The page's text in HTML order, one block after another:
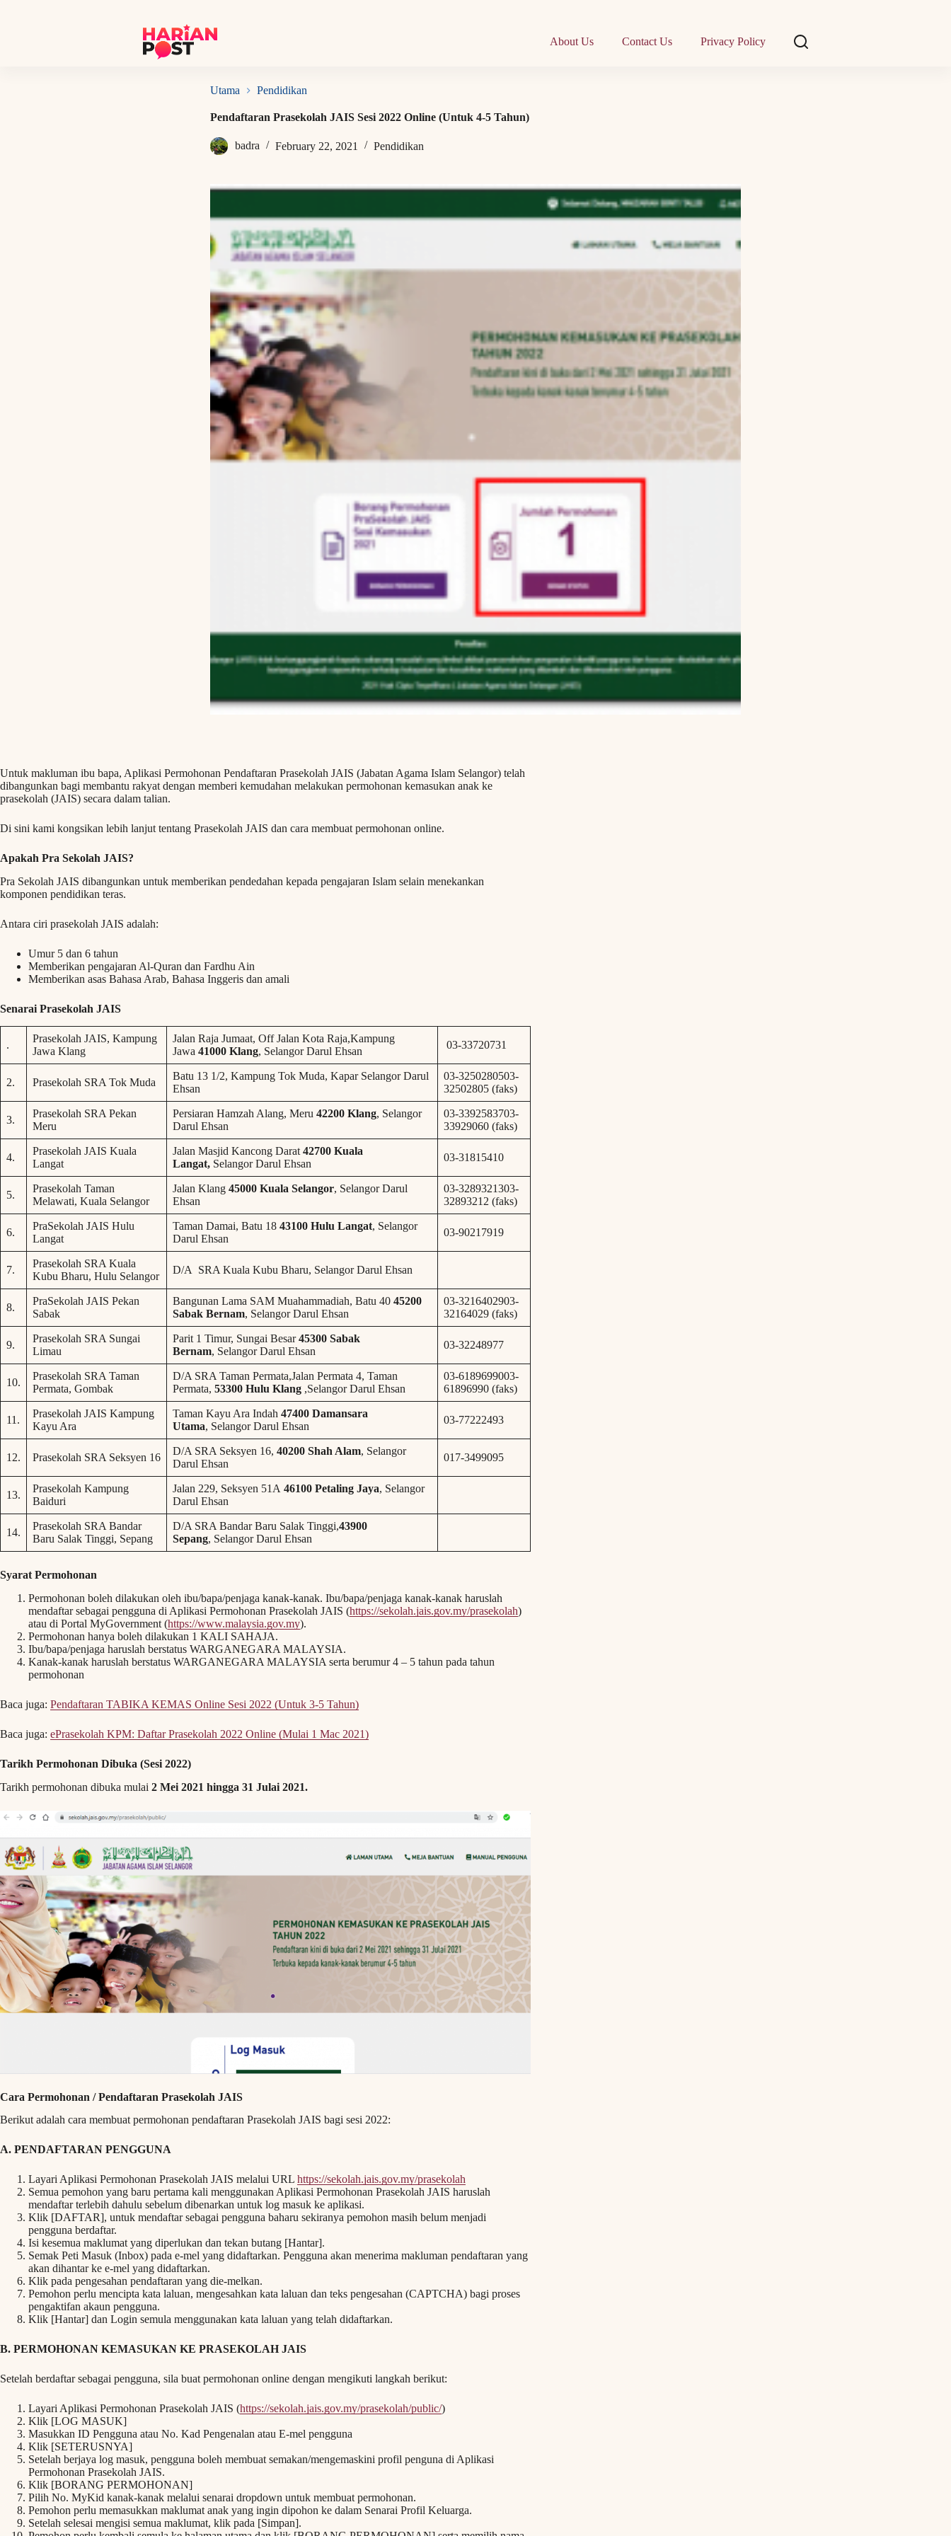
About Us Contact Us Privacy Policy
Utama Pendidikan
Pendaftaran Prasekolah JAIS Sesi 2022 Online (Untuk 4-5 Tahun)
badra February 22, 2021 Pendidikan
Untuk makluman ibu bapa, Aplikasi Permohonan Pendaftaran Prasekolah JAIS (Jabatan Agama Islam Selangor) telah
dibangunkan bagi membantu rakyat dengan memberi kemudahan melakukan permohonan kemasukan anak ke
prasekolah (JAIS) secara dalam talian.
Di sini kami kongsikan lebih lanjut tentang Prasekolah JAIS dan cara membuat permohonan online.
Apakah Pra Sekolah JAIS?
Pra Sekolah JAIS dibangunkan untuk memberikan pendedahan kepada pengajaran Islam selain menekankan
komponen pendidikan teras.
Antara ciri prasekolah JAIS adalah:
Umur 5 dan 6 tahun
Memberikan pengajaran Al-Quran dan Fardhu Ain
Memberikan asas Bahasa Arab, Bahasa Inggeris dan amali
Senarai Prasekolah JAIS
.
Prasekolah JAIS, Kampung
Jawa Klang
Jalan Raja Jumaat, Off Jalan Kota Raja,Kampung
Jawa 41000 Klang, Selangor Darul Ehsan
03-33720731
2. Prasekolah SRA Tok Muda
Batu 13 1/2, Kampung Tok Muda, Kapar Selangor Darul
Ehsan
03-3250280503-
32502805 (faks)
3.
Prasekolah SRA Pekan
Meru
Persiaran Hamzah Alang, Meru 42200 Klang, Selangor
Darul Ehsan
03-3392583703-
33929060 (faks)
4.
Prasekolah JAIS Kuala
Langat
Jalan Masjid Kancong Darat 42700 Kuala
Langat, Selangor Darul Ehsan
03-31815410
5.
Prasekolah Taman
Melawati, Kuala Selangor
Jalan Klang 45000 Kuala Selangor, Selangor Darul
Ehsan
03-3289321303-
32893212 (faks)
6.
PraSekolah JAIS Hulu
Langat
Taman Damai, Batu 18 43100 Hulu Langat, Selangor
Darul Ehsan
03-90217919
7.
Prasekolah SRA Kuala
Kubu Bharu, Hulu Selangor
D/A SRA Kuala Kubu Bharu, Selangor Darul Ehsan
8.
PraSekolah JAIS Pekan
Sabak
Bangunan Lama SAM Muahammadiah, Batu 40 45200
Sabak Bernam, Selangor Darul Ehsan
03-3216402903-
32164029 (faks)
9.
Prasekolah SRA Sungai
Limau
Parit 1 Timur, Sungai Besar45300 Sabak
Bernam, Selangor Darul Ehsan
03-32248977
10.
Prasekolah SRA Taman
Permata, Gombak
D/A SRA Taman Permata,Jalan Permata 4, Taman
Permata, 53300 Hulu Klang ,Selangor Darul Ehsan
03-6189699003-
61896990 (faks)
11.
Prasekolah JAIS Kampung
Kayu Ara
Taman Kayu Ara Indah 47400 Damansara
Utama, Selangor Darul Ehsan
03-77222493
12. Prasekolah SRA Seksyen 16
D/A SRA Seksyen 16, 40200 Shah Alam, Selangor
Darul Ehsan
017-3499095
13.
Prasekolah Kampung
Baiduri
Jalan 229, Seksyen 51A 46100 Petaling Jaya, Selangor
Darul Ehsan
14.
Prasekolah SRA Bandar
Baru Salak Tinggi, Sepang
D/A SRA Bandar Baru Salak Tinggi,43900
Sepang, Selangor Darul Ehsan
Syarat Permohonan
Permohonan boleh dilakukan oleh ibu/bapa/penjaga kanak-kanak. Ibu/bapa/penjaga kanak-kanak haruslah
mendaftar sebagai pengguna di Aplikasi Permohonan Prasekolah JAIS (https://sekolah.jais.gov.my/prasekolah)
atau di Portal MyGovernment (https://www.malaysia.gov.my).
Permohonan hanya boleh dilakukan 1 KALI SAHAJA.
Ibu/bapa/penjaga haruslah berstatus WARGANEGARA MALAYSIA.
Kanak-kanak haruslah berstatus WARGANEGARA MALAYSIA serta berumur 4 – 5 tahun pada tahun
permohonan
Baca juga: Pendaftaran TABIKA KEMAS Online Sesi 2022 (Untuk 3-5 Tahun)
Baca juga: ePrasekolah KPM: Daftar Prasekolah 2022 Online (Mulai 1 Mac 2021)
Tarikh Permohonan Dibuka (Sesi 2022)
Tarikh permohonan dibuka mulai 2 Mei 2021 hingga 31 Julai 2021.
Cara Permohonan / Pendaftaran Prasekolah JAIS
Berikut adalah cara membuat permohonan pendaftaran Prasekolah JAIS bagi sesi 2022:
A. PENDAFTARAN PENGGUNA
Layari Aplikasi Permohonan Prasekolah JAIS melalui URL https://sekolah.jais.gov.my/prasekolah
Semua pemohon yang baru pertama kali menggunakan Aplikasi Permohonan Prasekolah JAIS haruslah
mendaftar terlebih dahulu sebelum dibenarkan untuk log masuk ke aplikasi.
Klik [DAFTAR], untuk mendaftar sebagai pengguna baharu sekiranya pemohon masih belum menjadi
pengguna berdaftar.
Isi kesemua maklumat yang diperlukan dan tekan butang [Hantar].
Semak Peti Masuk (Inbox) pada e-mel yang didaftarkan. Pengguna akan menerima makluman pendaftaran yang
akan dihantar ke e-mel yang didaftarkan.
Klik pada pengesahan pendaftaran yang die-melkan.
Pemohon perlu mencipta kata laluan, mengesahkan kata laluan dan teks pengesahan (CAPTCHA) bagi proses
pengaktifan akaun pengguna.
Klik [Hantar] dan Login semula menggunakan kata laluan yang telah didaftarkan.
B. PERMOHONAN KEMASUKAN KE PRASEKOLAH JAIS
Setelah berdaftar sebagai pengguna, sila buat permohonan online dengan mengikuti langkah berikut:
Layari Aplikasi Permohonan Prasekolah JAIS (https://sekolah.jais.gov.my/prasekolah/public/)
Klik [LOG MASUK]
Masukkan ID Pengguna atau No. Kad Pengenalan atau E-mel pengguna
Klik [SETERUSNYA]
Setelah berjaya log masuk, pengguna boleh membuat semakan/mengemaskini profil penguna di Aplikasi
Permohonan Prasekolah JAIS.
Klik [BORANG PERMOHONAN]
Pilih No. MyKid kanak-kanak melalui senarai dropdown untuk membuat permohonan.
Pemohon perlu memasukkan maklumat anak yang ingin dipohon ke dalam Senarai Profil Keluarga.
Setelah selesai mengisi semua maklumat, klik pada [Simpan].